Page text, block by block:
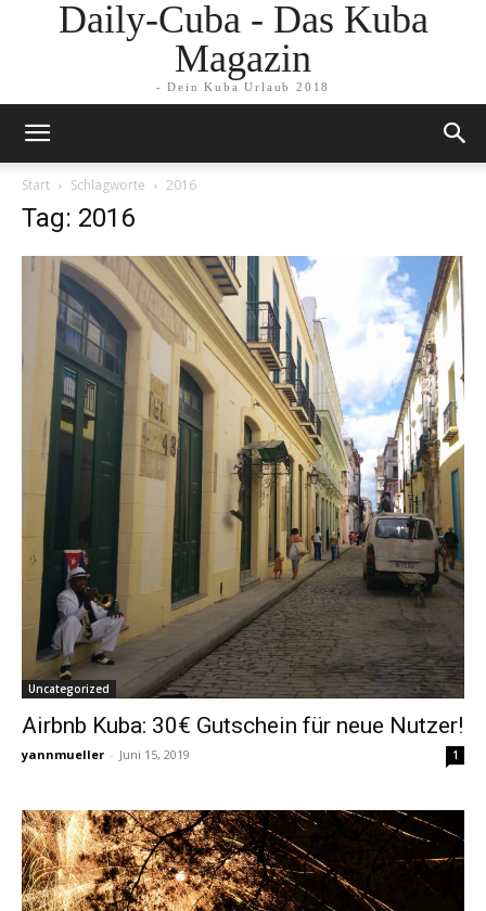
Daily-Cuba - Das Kuba
Magazin
- Dein Kuba Urlaub 2018
Start Schlagworte 2016
Tag: 2016
Uncategorized
Airbnb Kuba: 30€ Gutschein für neue Nutzer!
yannmueller - Juni 15, 2019 1